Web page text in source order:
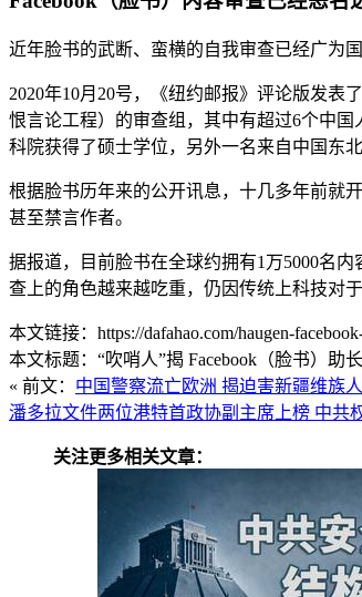
近年脸书的武断、蛮横的自我审查已经广为国
2020年10月20号，《纽约邮报》评论版发表
恨言论工程）的审查组，其中有超过6个中国
科院获得了硕士学位，另外一名来自中国东
根据脸书历年来的公开讯息，十几多年前就
甚至禁言作者。
据报道，目前脸书在全球约拥有1万5000名
查上的角色越来越吃重，仍因传统上科技对
本文链接：https://dafahao.com/haugen-
本文标题：“吹哨人”揭 Facebook（脸书）助
« 前文： 中国警察流亡欧洲 揭迫害新疆维族
潘多拉文件两位港特首政协副主席上榜 中共
关注更多相关文章：